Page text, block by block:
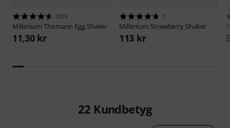
2315
Millenium Thomann Egg Shaker
11,30 kr
7
Millenium Strawberry Shaker
113 kr
22 Kundbetyg